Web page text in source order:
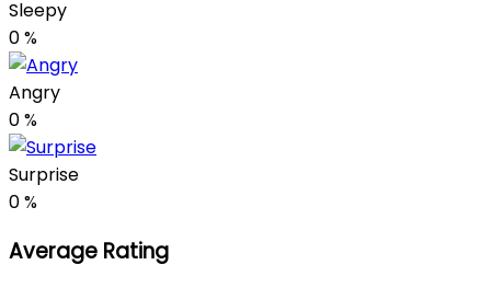
Sleepy
0%
Angry
0%
Surprise
0%
Average Rating